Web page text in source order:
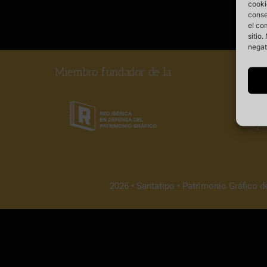
el
sitio.
Miembro fundador de la
vela
2026 • Santatipo • Patrimonio Gráfico